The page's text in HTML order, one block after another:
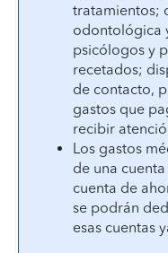
tratamientos;
odontológica
psicólogos y
recetados;
de contacto,
gastos que
recibir
Los gastos
de una
cuenta de
se podrán
esas cuentas